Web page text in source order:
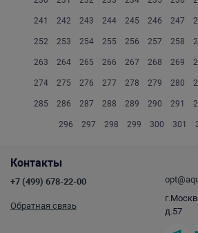
241 242 243 244 245 246 247
252 253 254 255 256 257 258
263 264 265 266 267 268 269
274 275 276 277 278 279 280
285 286 287 288 289 290 291
296 297 298 299 300 301
Контакты
+7 (499) 678-22-00
Обратная связь
д.57